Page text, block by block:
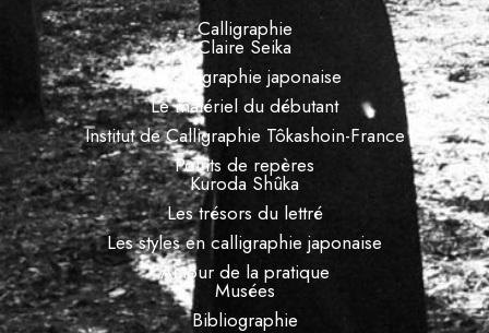
Calligraphie
Claire Seika
La calligraphie japonaise
Le matériel du débutant
Institut de Calligraphie Tôkashoin-France
Points de repères
Kuroda Shûka
Les trésors du lettré
Les styles en calligraphie japonaise
Autour de la pratique
Musées
Bibliographie